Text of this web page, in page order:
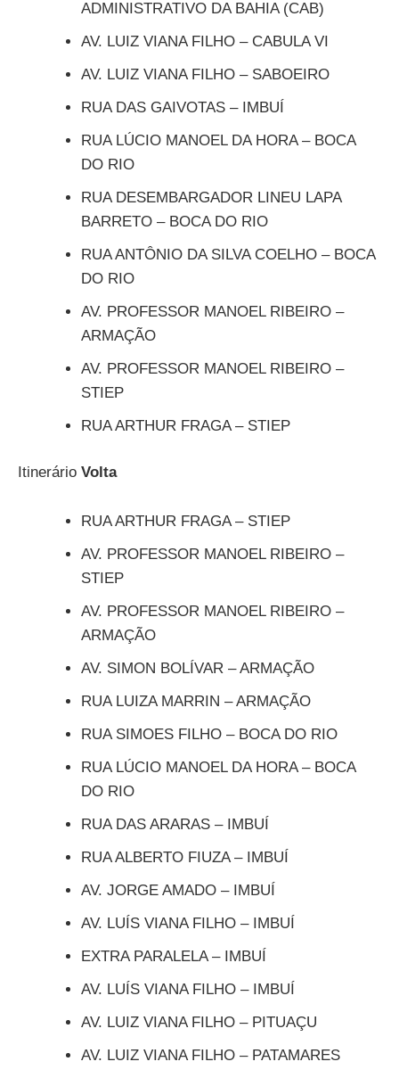
ADMINISTRATIVO DA BAHIA (CAB)
AV. LUIZ VIANA FILHO – CABULA VI
AV. LUIZ VIANA FILHO – SABOEIRO
RUA DAS GAIVOTAS – IMBUÍ
RUA LÚCIO MANOEL DA HORA – BOCA
DO RIO
RUA DESEMBARGADOR LINEU LAPA
BARRETO – BOCA DO RIO
RUA ANTÔNIO DA SILVA COELHO – BOCA
DO RIO
AV. PROFESSOR MANOEL RIBEIRO –
ARMAÇÃO
AV. PROFESSOR MANOEL RIBEIRO –
STIEP
RUA ARTHUR FRAGA – STIEP
Itinerário Volta
RUA ARTHUR FRAGA – STIEP
AV. PROFESSOR MANOEL RIBEIRO –
STIEP
AV. PROFESSOR MANOEL RIBEIRO –
ARMAÇÃO
AV. SIMON BOLÍVAR – ARMAÇÃO
RUA LUIZA MARRIN – ARMAÇÃO
RUA SIMOES FILHO – BOCA DO RIO
RUA LÚCIO MANOEL DA HORA – BOCA
DO RIO
RUA DAS ARARAS – IMBUÍ
RUA ALBERTO FIUZA – IMBUÍ
AV. JORGE AMADO – IMBUÍ
AV. LUÍS VIANA FILHO – IMBUÍ
EXTRA PARALELA – IMBUÍ
AV. LUÍS VIANA FILHO – IMBUÍ
AV. LUIZ VIANA FILHO – PITUAÇU
AV. LUIZ VIANA FILHO – PATAMARES